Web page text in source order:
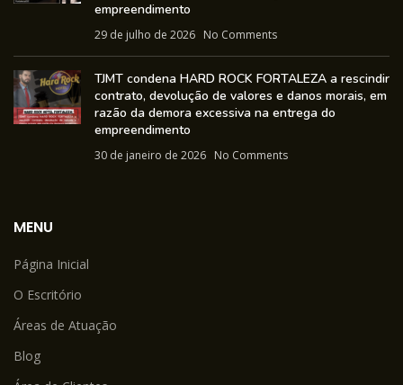
empreendimento
29 de julho de 2026 No Comments
TJMT condena HARD ROCK FORTALEZA a rescindir
contrato, devolução de valores e danos morais, em
razão da demora excessiva na entrega do
empreendimento
30 de janeiro de 2026 No Comments
MENU
Página Inicial
O Escritório
Áreas de Atuação
Blog